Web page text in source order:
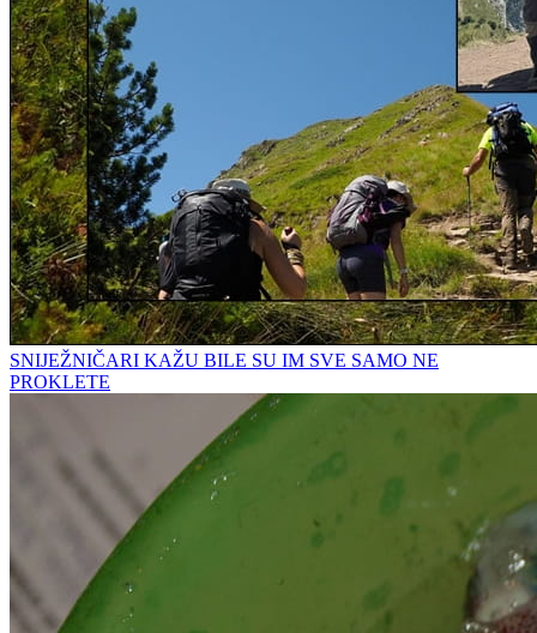
SNIJEŽNIČARI KAŽU BILE SU IM SVE SAMO NE
PROKLETE